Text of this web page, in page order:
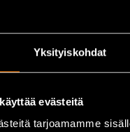
Yksityiskohdat
evästeitä
tarjoamammeHusqvarna